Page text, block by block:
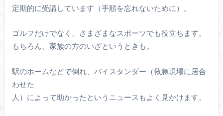
定期的に受講しています（手順を忘れないために）。
ゴルフだけでなく、さまざまなスポーツでも役立ちます。
もちろん、家族の方のいざというときも。
駅のホームなどで倒れ、バイスタンダー（救急現場に居合
わせた
人）によって助かったというニュースもよく見かけます。